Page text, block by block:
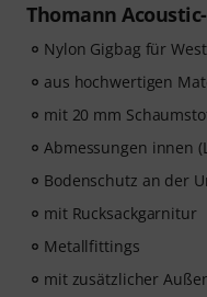
Thomann
Nylon Gigbag für
aus hochwertigen
mit 20 mm
Abmessungen innen
Bodenschutz an der
mit Rucksackgarnitur
Metallfittings
mit zusätzlicher